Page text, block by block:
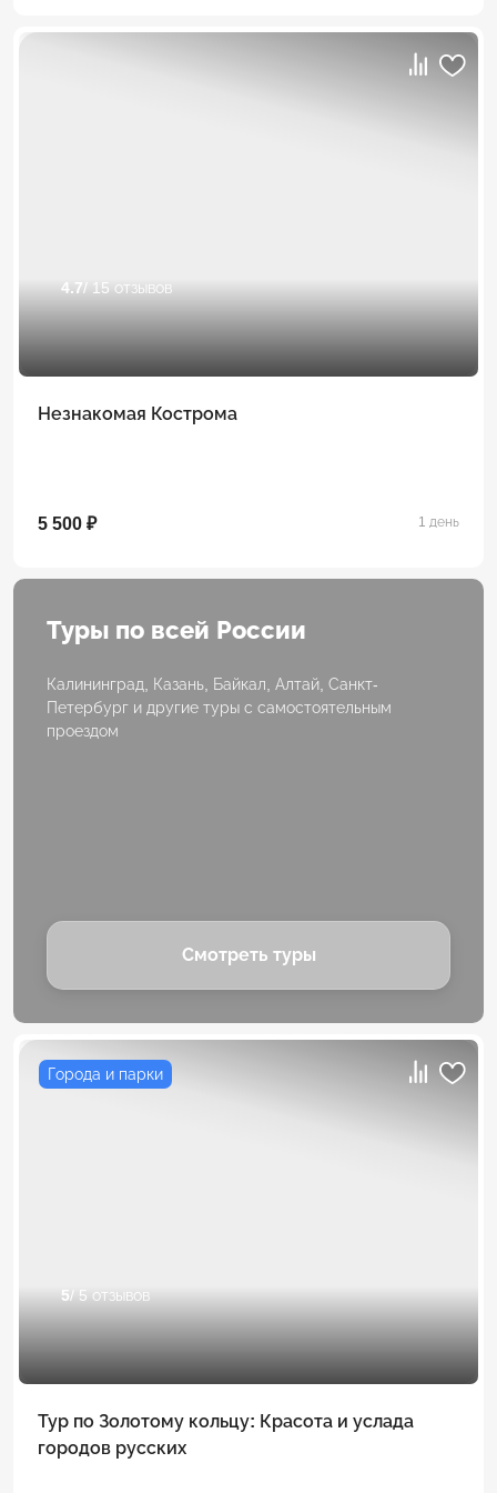
4.7/ 15 отзывов
Незнакомая Кострома
5 500 ₽ 1 день
Туры по всей России
Калининград, Казань, Байкал, Алтай, Санкт-
Петербург и другие туры с самостоятельным
проездом
Смотреть туры
Города и парки
5/ 5 отзывов
Тур по Золотому кольцу: Красота и услада
городов русских